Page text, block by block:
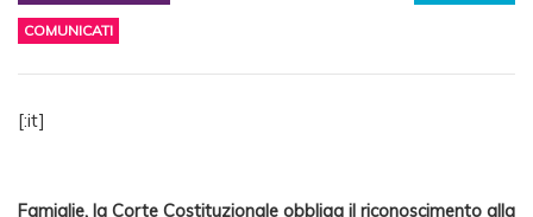
COMUNICATI
[:it]
Famiglie, la Corte Costituzionale obbliga il riconoscimento alla